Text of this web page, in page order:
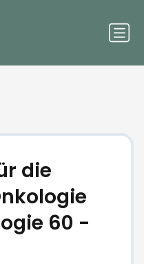
die
60 -